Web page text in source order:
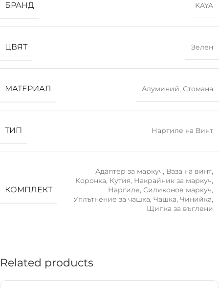
БРАНД KAYA
ЦВЯТ Зелен
МАТЕРИАЛ Алуминий, Стомана
ТИП Наргиле на Винт
КОМПЛЕКТ
Адаптер за маркуч, Ваза на винт,
Коронка, Кутия, Накрайник за маркуч,
Наргиле, Силиконов маркуч,
Уплътнение за чашка, Чашка, Чинийка,
Щипка за въглени
Related products